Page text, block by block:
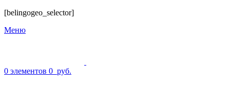
[belingogeo_selector]
Меню
0 элементов 0 руб.